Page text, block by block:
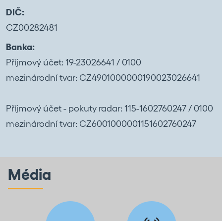
DIČ:
CZ00282481
Banka:
Příjmový účet: 19-23026641 / 0100
mezinárodní tvar: CZ4901000000190023026641
Příjmový účet - pokuty radar: 115-1602760247 / 0100
mezinárodní tvar: CZ6001000001151602760247
Média